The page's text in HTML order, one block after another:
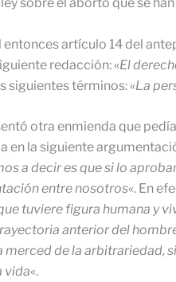
artículo 14 del
redacción: «El
si­guientes términos: «La
otra enmienda que
en la siguiente
a decir es que si lo
entre nosotros«. En
tuviere figura humana y
anterior del
de la arbitrariedad,
vida«.